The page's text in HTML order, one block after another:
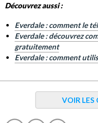
Découvrez aussi :
Everdale : comment le
Everdale : découvrez
gratuitement
Everdale : comment
VOIR LES